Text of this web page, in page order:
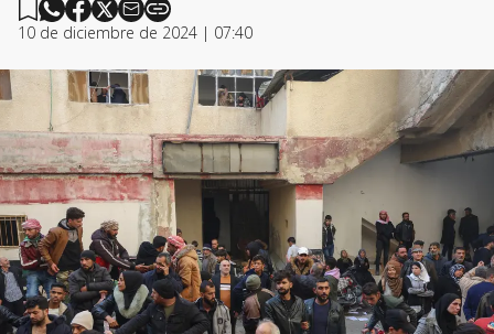
10 de diciembre de 2024 | 07:40